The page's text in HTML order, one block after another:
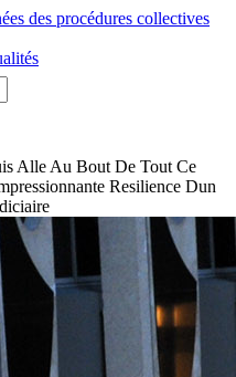
des procédures collectives
Alle Au Bout De Tout Ce
Resilience Dun